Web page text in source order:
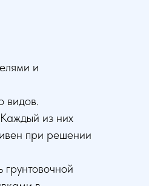
и
видов.
из них
при решении